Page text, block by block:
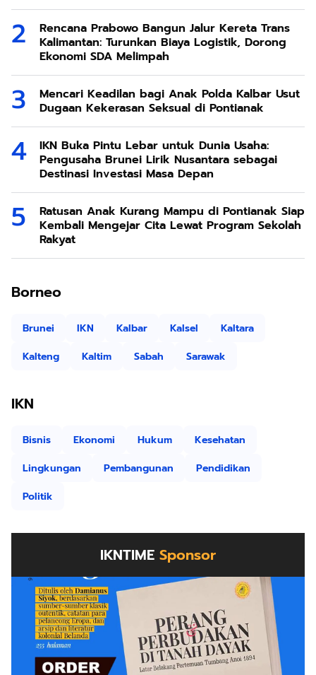
Rencana Prabowo Bangun Jalur Kereta Trans
Kalimantan: Turunkan Biaya Logistik, Dorong
Ekonomi SDA Melimpah
Mencari Keadilan bagi Anak Polda Kalbar Usut
Dugaan Kekerasan Seksual di Pontianak
IKN Buka Pintu Lebar untuk Dunia Usaha:
Pengusaha Brunei Lirik Nusantara sebagai
Destinasi Investasi Masa Depan
Ratusan Anak Kurang Mampu di Pontianak Siap
Kembali Mengejar Cita Lewat Program Sekolah
Rakyat
Borneo
Brunei IKN Kalbar Kalsel
Kaltara
Kalteng
Kaltim Sabah Sarawak
IKN
Bisnis Ekonomi Hukum
Kesehatan
Lingkungan
Pembangunan
Pendidikan
Politik
IKNTIME Sponsor